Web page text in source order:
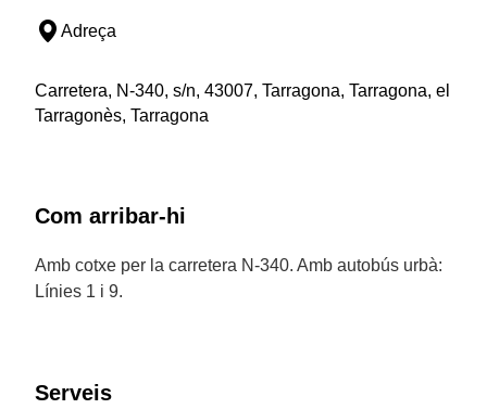
Adreça
Carretera, N-340, s/n, 43007, Tarragona, Tarragona, el
Tarragonès, Tarragona
Com arribar-hi
Amb cotxe per la carretera N-340. Amb autobús urbà:
Línies 1 i 9.
Serveis